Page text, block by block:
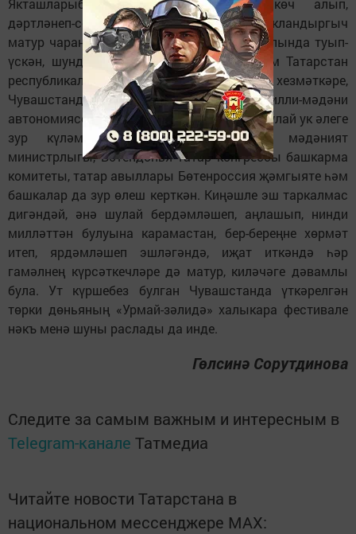
Якташларыбыз фести­вальдән рухи көч алып,
дәртләнеп-сөенешеп кайтканнар. Бу сокландыргыч
матур чараны төп оештыручы Урмай авылында туып-
үскән, шунда гомер итүче Чувашстан Һәм Татарс­тан
республикаларының атказанган мәдәният хезмәткәре,
Чувашстандагы татарларның милли-мәдәни
автономиясе рәисе Фәрит Гыйбатдинов. Шулай ук әлеге
зур күләмле чарага республиканың мәдәният
министрлыгы, Бөтендөнья татар конгрессы башкарма
комитеты, татар авыллары Бөтенроссия җәмгыяте һәм
башкалар да зур өлеш керткән. Киңәшле эш таркалмас
дигәндәй, әнә шулай бердәмләшеп, аңлашып, нинди
милләттән булуына карамастан, бер-береңне хөрмәт
итеп, ярдәмләшеп эшләгәндә, иҗат иткәндә һәр
гамәлнең күрсәткечләре дә матур, киләчәге дәвамлы
була. Ут күршебез булган Чувашстанда үткәрелгән
төрки дөньяның «Урмай-зәлидә» халыкара фестивале
нәкъ менә шуны раслады да инде.
Гөлсинә Сорутдинова
Следите за самым важным и интересным в
Telegram-канале Татмедиа
Читайте новости Татарстана в
национальном мессенджере MАХ: